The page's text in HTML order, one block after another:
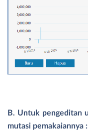
B. Untuk pengeditan
mutasi pemakaiannya :